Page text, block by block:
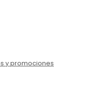
y promociones